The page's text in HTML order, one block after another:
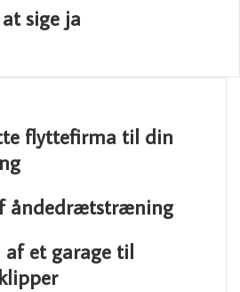
sige ja
flyttefirma til din
åndedrætstræning
et garage til